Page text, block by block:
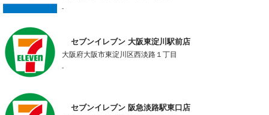
-
セブンイレブン 大阪東淀川駅前店
大阪府大阪市東淀川区西淡路１丁目
-
セブンイレブン 阪急淡路駅東口店